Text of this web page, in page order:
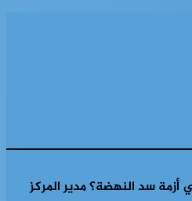
سد النهضة؟ مدير المركز